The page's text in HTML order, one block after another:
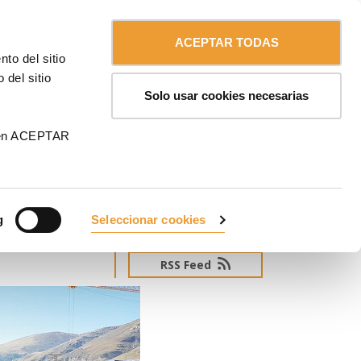
del sitio
del sitio
ACEPTAR
Seleccionar cookies
ACEPTAR TODAS
Solo usar cookies necesarias
SUSCRÍBETE AL NEWSLETTER
RSS Feed
a las